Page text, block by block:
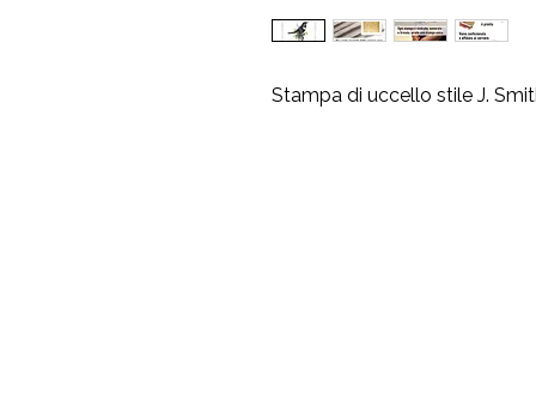
Stampa di uccello stile J.